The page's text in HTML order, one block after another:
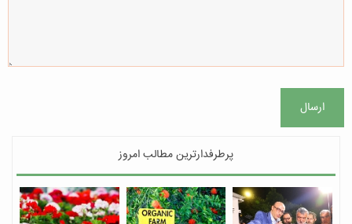
ارسال
پرطرفدارترین مطالب امروز